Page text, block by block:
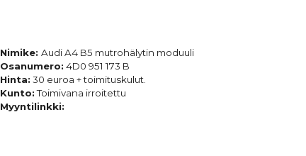
Nimike:Audi A4 B5 mutrohälytin moduuli
Osanumero: 4D0 951 173 B
Hinta: 30 euroa + toimituskulut.
Kunto:Toimivana irroitettu
Myyntilinkki: